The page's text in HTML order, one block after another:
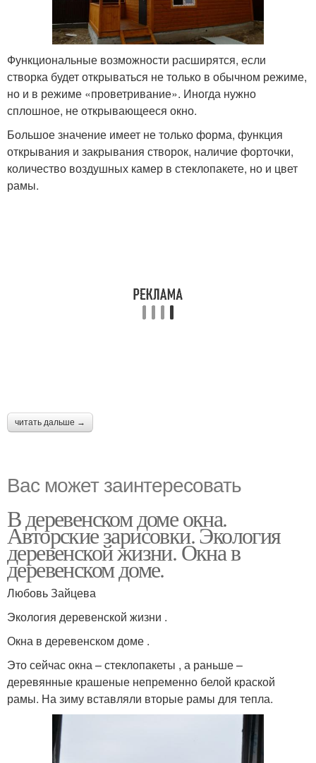
Функциональные возможности расширятся, если
створка будет открываться не только в обычном режиме,
но и в режиме «проветривание». Иногда нужно
сплошное, не открывающееся окно.
Большое значение имеет не только форма, функция
открывания и закрывания створок, наличие форточки,
количество воздушных камер в стеклопакете, но и цвет
рамы.
читать дальше →
Вас может заинтересовать
В деревенском доме окна.
Авторские зарисовки. Экология
деревенской жизни. Окна в
деревенском доме.
Любовь Зайцева
Экология деревенской жизни .
Окна в деревенском доме .
Это сейчас окна – стеклопакеты , а раньше –
деревянные крашеные непременно белой краской
рамы. На зиму вставляли вторые рамы для тепла.